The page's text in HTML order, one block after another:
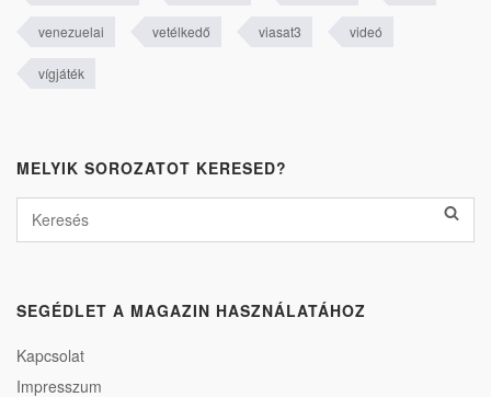
venezuelai vetélkedő viasat3 videó
vígjáték
MELYIK SOROZATOT KERESED?
SEGÉDLET A MAGAZIN HASZNÁLATÁHOZ
Kapcsolat
Impresszum